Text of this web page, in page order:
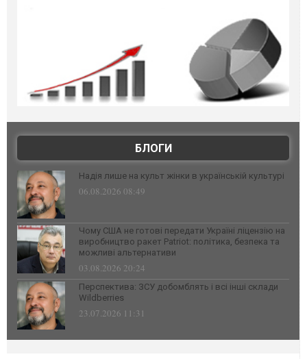
БЛОГИ
Надія лише на культ жінки в українській культурі
06.08.2026 08:49
Чому США не готові передати Україні ліцензію на
виробництво ракет Patriot: політика, безпека та
можливі альтернативи
03.08.2026 20:24
Перспектива: ЗСУ добомблять і всі інші склади
Wildberries
23.07.2026 11:31